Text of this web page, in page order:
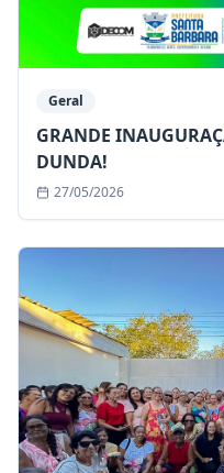
Geral
GRANDE
DUNDA!
27/05/2026